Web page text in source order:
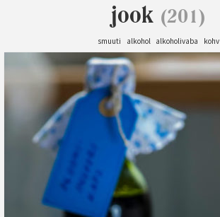
jook (201)
smuuti alkohol alkoholivaba kohv